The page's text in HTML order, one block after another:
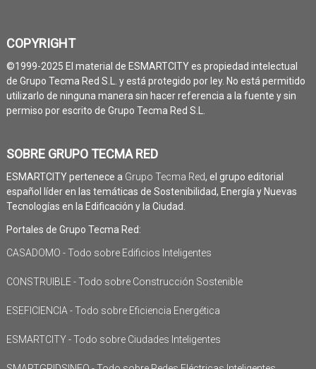
COPYRIGHT
©1999-2025 El material de ESMARTCITY es propiedad intelectual
de Grupo Tecma Red S.L. y está protegido por ley. No está permitido
utilizarlo de ninguna manera sin hacer referencia a la fuente y sin
permiso por escrito de Grupo Tecma Red S.L.
SOBRE GRUPO TECMA RED
ESMARTCITY pertenece a Grupo Tecma Red, el grupo editorial
español líder en las temáticas de Sostenibilidad, Energía y Nuevas
Tecnologías en la Edificación y la Ciudad.
Portales de Grupo Tecma Red:
CASADOMO - Todo sobre Edificios Inteligentes
CONSTRUIBLE - Todo sobre Construcción Sostenible
ESEFICIENCIA - Todo sobre Eficiencia Energética
ESMARTCITY - Todo sobre Ciudades Inteligentes